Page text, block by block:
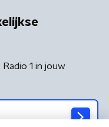
1 in jouw